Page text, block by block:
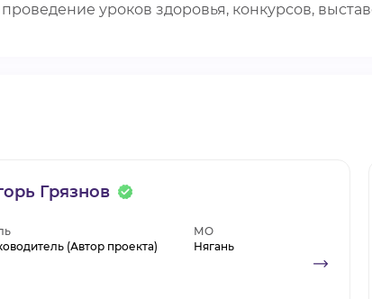
уроков здоровья, конкурсов,
Грязнов
(Автор проекта)
МО
Нягань